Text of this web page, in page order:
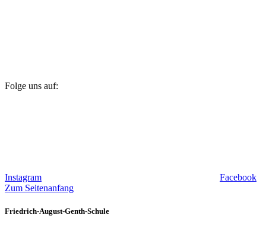
Folge uns auf:
Instagram
Facebook
Zum Seitenanfang
Friedrich-August-Genth-Schule